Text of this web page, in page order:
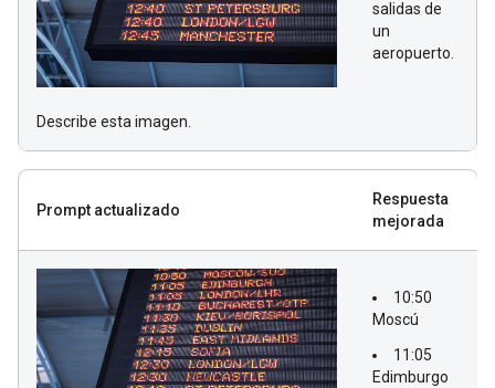
Describe esta imagen.
salidas de
un
aeropuerto.
Prompt actualizado
Respuesta
mejorada
10:50
Moscú
11:05
Edimburgo